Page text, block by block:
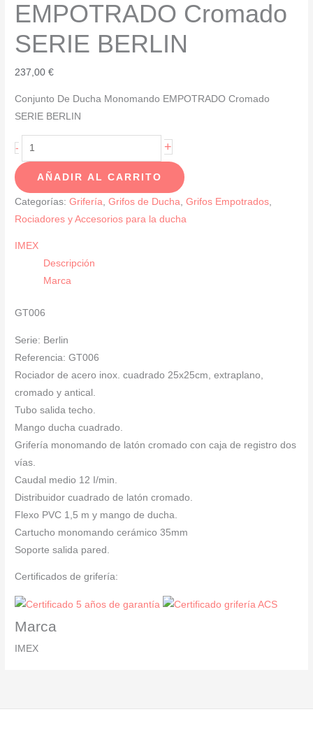
EMPOTRADO Cromado
SERIE BERLIN
237,00€
Conjunto De Ducha Monomando EMPOTRADO Cromado
SERIE BERLIN
-
Conjunto
De
Ducha
Monomando
EMPOTRADO
SERIE
BERLIN
cantidad
+
AÑADIR AL CARRITO
Categorías:Grifería ,Grifos de Ducha ,Grifos Empotrados
Rociadores y Accesorios para la ducha
IMEX
Descripción
Marca
GT006
Serie: Berlin
Referencia: GT006
Rociador de acero inox. cuadrado 25x25cm, extraplano,
cromado y antical.
Tubo salida techo.
Mango ducha cuadrado.
Grifería monomando de latón cromado con caja de registro dos
vías.
Caudal medio 12 I/min.
Distribuidor cuadrado de latón cromado.
Flexo PVC 1,5 m y mango de ducha.
Cartucho monomando cerámico 35mm
Soporte salida pared.
Certificados de grifería:
Marca
IMEX